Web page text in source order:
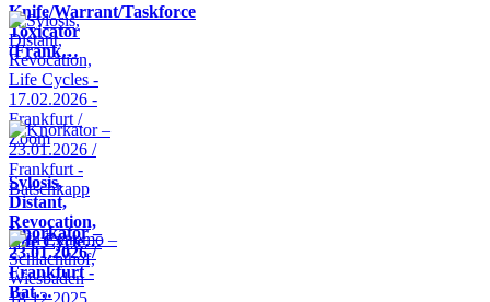
Knife/Warrant/Taskforce
Toxicator
(Frank…
Sylosis,
Distant,
Revocation,
Life Cycle…
Knorkator –
23.01.2026 /
Frankfurt -
Bat…